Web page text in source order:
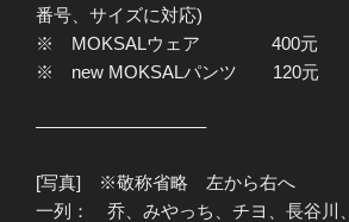
番号、サイズに対応)
※ MOKSALウェア 400元
※ new MOKSALパンツ 120元
—————————–
[写真] ※敬称省略 左から右へ
一列： 乔、みやっち、チヨ、長谷川